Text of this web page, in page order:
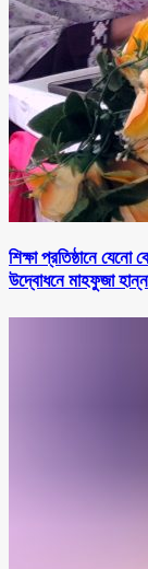
শিক্ষা প্রতিষ্ঠানে
উদ্বোধনে মাহফুজা